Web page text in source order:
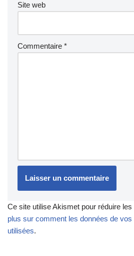
Site web
Commentaire *
Ce site utilise Akismet pour réduire les
plus sur comment les données de
utilisées.